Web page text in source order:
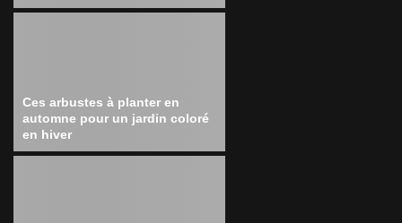
Ces arbustes à planter en
automne pour un jardin coloré
en hiver